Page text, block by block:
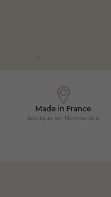
Made in France
fabriqué en Normandie